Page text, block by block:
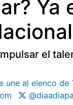
Ya
el
une al elenco
@diaadiapa